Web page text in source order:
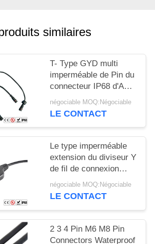
similaires
T- Type GYD multi
imperméable de Pin du
connecteur IP68 d'ACr
d'Assemblée
d'ajustement de vis
négociable MOQ:Négociable
LE CONTACT
Le type imperméable
extension du diviseur Y
de fil de connexion
câblent 2 Pin Wire
Connectors
négociable MOQ:Négociable
LE CONTACT
2 3 4 Pin M6 M8 Pin
Connectors Waterproof